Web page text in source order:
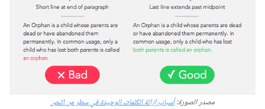
مصدر الصورة:أسباب إزالة الكلمات الوحيدة في سطر من النص